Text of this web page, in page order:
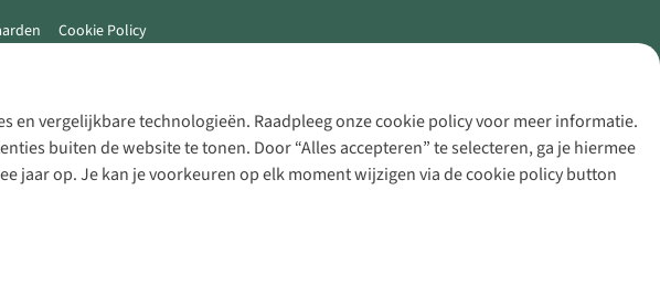
vergelijkbare technologieën. Raadpleeg onze cookie policy voor meer informatie.
buiten de website te tonen. Door “Alles accepteren” te selecteren, ga je hiermee
jaar op. Je kan je voorkeuren op elk moment wijzigen via de cookie policy button
Cookie Policy